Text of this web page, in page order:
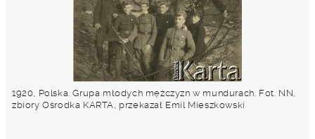
1920, Polska. Grupa młodych mężczyzn w mundurach. Fot. NN,
zbiory Ośrodka KARTA, przekazał Emil Mieszkowski